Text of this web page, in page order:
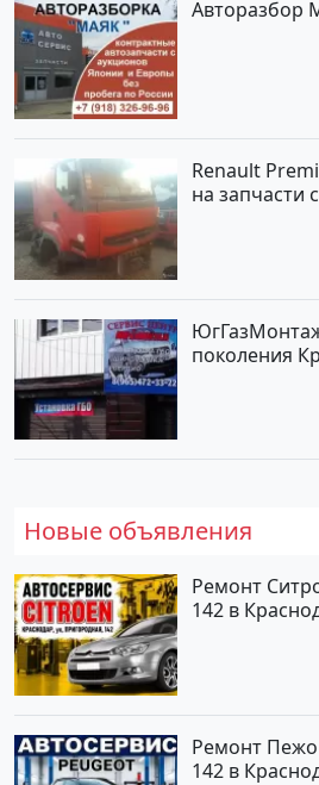
Авторазбор
Renault
на запчасти
поколения
Новые объявления
Ремонт
142 в
Ремонт
142 в